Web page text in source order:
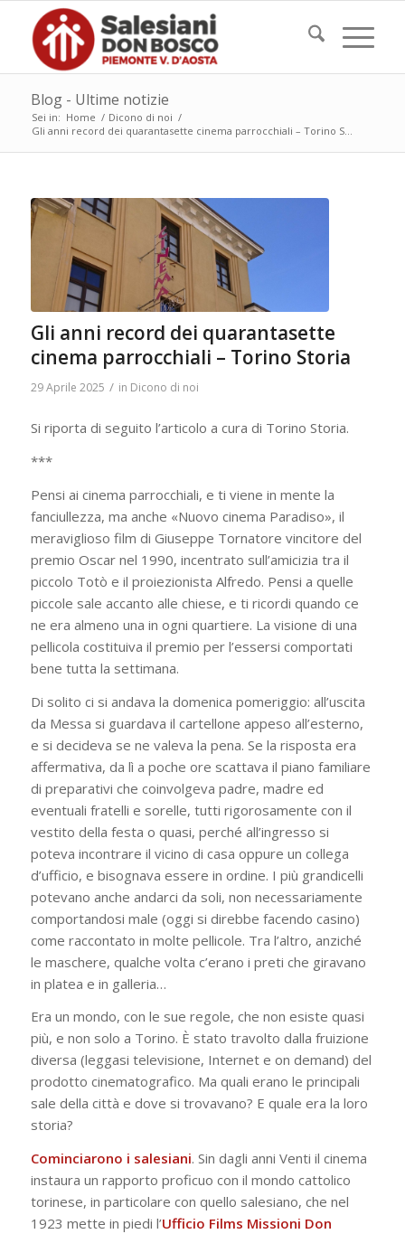
Blog - Ultime notizie
Sei in: Home / Dicono di noi /
Gli anni record dei quarantasette cinema parrocchiali – Torino S...
Gli anni record dei quarantasette
cinema parrocchiali – Torino Storia
29 Aprile 2025 / in Dicono di noi
Si riporta di seguito l’articolo a cura di Torino Storia.
***
Pensi ai cinema parrocchiali, e ti viene in mente la
fanciullezza, ma anche «Nuovo cinema Paradiso», il
meraviglioso film di Giuseppe Tornatore vincitore del
premio Oscar nel 1990, incentrato sull’amicizia tra il
piccolo Totò e il proiezionista Alfredo. Pensi a quelle
piccole sale accanto alle chiese, e ti ricordi quando ce
ne era almeno una in ogni quartiere. La visione di una
pellicola costituiva il premio per l’essersi comportati
bene tutta la settimana.
Di solito ci si andava la domenica pomeriggio: all’uscita
da Messa si guardava il cartellone appeso all’esterno,
e si decideva se ne valeva la pena. Se la risposta era
affermativa, da lì a poche ore scattava il piano familiare
di preparativi che coinvolgeva padre, madre ed
eventuali fratelli e sorelle, tutti rigorosamente con il
vestito della festa o quasi, perché all’ingresso si
poteva incontrare il vicino di casa oppure un collega
d’ufficio, e bisognava essere in ordine. I più grandicelli
potevano anche andarci da soli, non necessariamente
comportandosi male (oggi si direbbe facendo casino)
come raccontato in molte pellicole. Tra l’altro, anziché
le maschere, qualche volta c’erano i preti che giravano
in platea e in galleria…
Era un mondo, con le sue regole, che non esiste quasi
più, e non solo a Torino. È stato travolto dalla fruizione
diversa (leggasi televisione, Internet e on demand) del
prodotto cinematografico. Ma quali erano le principali
sale della città e dove si trovavano? E quale era la loro
storia?
Cominciarono i salesiani. Sin dagli anni Venti il cinema
instaura un rapporto proficuo con il mondo cattolico
torinese, in particolare con quello salesiano, che nel
1923 mette in piedi l’Ufficio Films Missioni Don